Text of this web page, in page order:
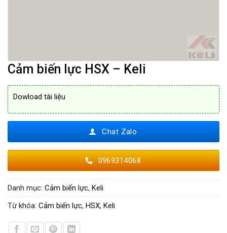
Cảm biến lực HSX – Keli
Dowload tài liệu
Chat Zalo
0969314068
Danh mục: Cảm biến lực, Keli
Từ khóa: Cảm biến lực, HSX, Keli